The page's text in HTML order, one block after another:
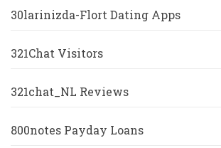
30larinizda-Flort Dating Apps
321Chat Visitors
321chat_NL Reviews
800notes Payday Loans